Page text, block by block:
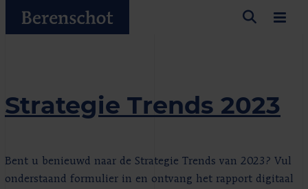
Strategie Trends 2023
Bent u benieuwd naar de Strategie Trends van 2023? Vul
onderstaand formulier in en ontvang het rapport digitaal